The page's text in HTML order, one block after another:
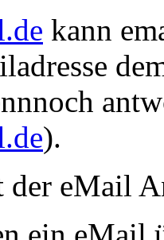
kann
).
eMail